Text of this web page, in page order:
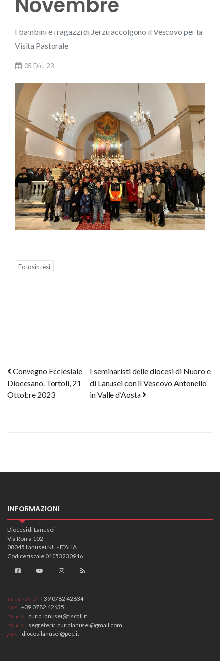
Novembre
I bambini e i ragazzi di Jerzu accolgono il Vescovo per la
Visita Pastorale
05 Dic, 23
Fotosintesi
Post navigation
Convegno Ecclesiale
Diocesano. Tortolì, 21
Ottobre 2023
I seminaristi delle diocesi di Nuoro e
di Lanusei con il Vescovo Antonello
in Valle d’Aosta
INFORMAZIONI
Diocesi di Lanusei
Via Roma 102
08045 Lanusei NU - ITALIA
Codice fiscale 01053230916
TELEFONO +39 0782 42634
FAX +39 0782 42635
EMAIL curia.lanusei@tiscali.it
EMAIL segreteria.curialanusei@gmail.com
PEC diocesilanusei@pec.it